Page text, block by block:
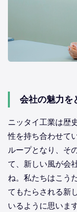
会社の魅力を
ニッタイ工業は歴
性を持ち合わせて
ループとなり、そ
て、新しい風が会
ね。私たちはこう
てもたらされる新
いるように思いま